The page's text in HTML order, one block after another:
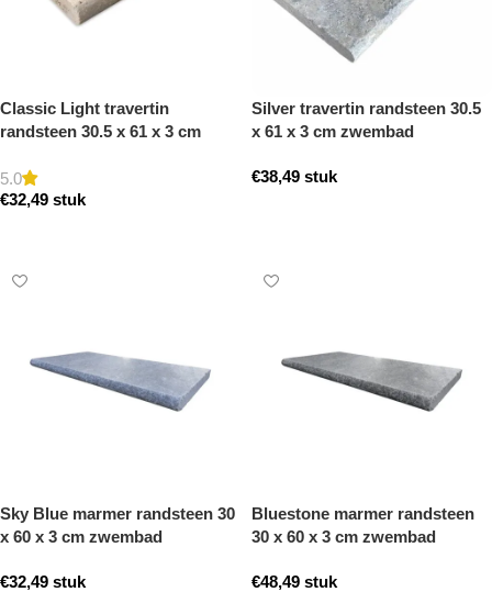
Classic Light travertin
randsteen 30.5 x 61 x 3 cm
getrommeld
5.0
€32,49 stuk
Silver travertin randsteen 30.5
x 61 x 3 cm zwembad
€38,49 stuk
Sky Blue marmer randsteen 30
x 60 x 3 cm zwembad
€32,49 stuk
Bluestone marmer randsteen
30 x 60 x 3 cm zwembad
€48,49 stuk